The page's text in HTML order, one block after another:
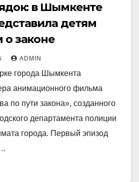
в Шымкенте
детям
законе
ADMIN
города Шымкента
анимационного фильма
по пути закона», созданного
департамента полиции
города. Первый эпизод